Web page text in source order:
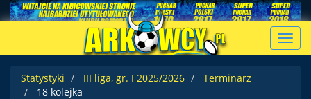
Statystyki
III liga, gr. I 2025/2026
Terminarz
18 kolejka